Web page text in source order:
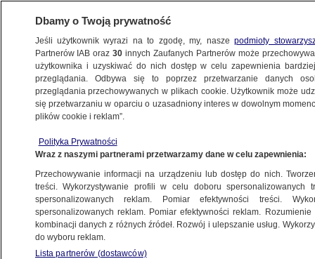
METEO
POLSKA
nad Polską
Oprac.Anna Bruszewska
16.05.2026, 14:31Aktualizacja: 16.05.2026, 17:30
Posłuchaj artykułu
Czyta lektor AI
Dbamy o Twoją prywatność
Jeśli użytkownik wyrazi na to zgodę, my, naszepodmioty
Partnerów IAB oraz30 innych Zaufanych Partnerów może
użytkownika i uzyskiwać do nich dostęp w celu zapewnienia
przeglądania. Odbywa się to poprzez przetwarzanie danych
przeglądania przechowywanych w plikach cookie. Użytkownik może
się przetwarzaniu w oparciu o uzasadniony interes w dowolnym
plików cookie i reklam”.
Polityka Prywatności
Wraz z naszymi partnerami przetwarzamy dane w celu zapewnienia:
Przechowywanie informacji na urządzeniu lub dostęp do nich.
treści. Wykorzystywanie profili w celu doboru spersonalizowanych
spersonalizowanych reklam. Pomiar efektywności treści.
spersonalizowanych reklam. Pomiar efektywności reklam.
kombinacji danych z różnych źródeł. Rozwój i ulepszanie usług.
do wyboru reklam.
Lista partnerów (dostawców)